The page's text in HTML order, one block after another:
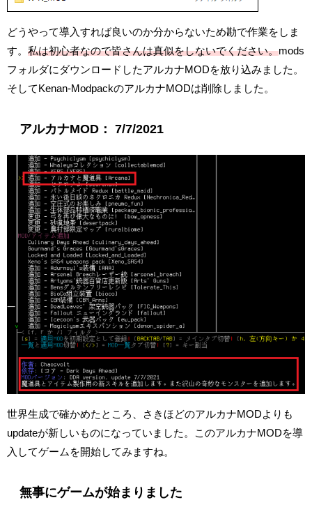
どうやって導入すれば良いのか分からないため勘で作業をしま
す。 私は初心者なので皆さんは真似をしないでください。mods
フォルダにダウンロードしたアルカナMODを放り込みました。
そしてKenan-ModpackのアルカナMODは削除しました。
アルカナMOD： 7/7/2021
世界生成で確かめたところ、さきほどのアルカナMODよりも
updateが新しいものになっていました。このアルカナMODを導
入してゲームを開始してみますね。
無事にゲームが始まりました